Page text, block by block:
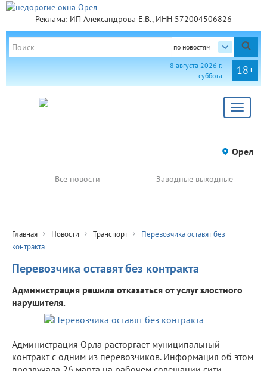
Реклама: ИП Александрова Е.В., ИНН 572004506826
по новостям
18+
8 августа 2026 г.
суббота
Toggle
Орел
Все новости Заводные выходные
Главная Новости Транспорт
Перевозчика оставят без
контракта
Перевозчика оставят без контракта
Администрация решила отказаться от услуг злостного
нарушителя.
Администрация Орла расторгает муниципальный
контракт с одним из перевозчиков. Информация об этом